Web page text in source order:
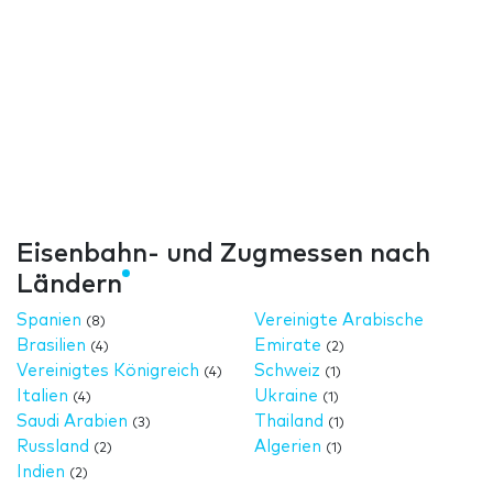
Eisenbahn- und Zugmessen nach
Ländern
Spanien (8)
Brasilien (4)
Vereinigtes Königreich (4)
Italien (4)
Saudi Arabien (3)
Russland (2)
Indien (2)
Vereinigte Arabische
Emirate (2)
Schweiz (1)
Ukraine (1)
Thailand (1)
Algerien (1)